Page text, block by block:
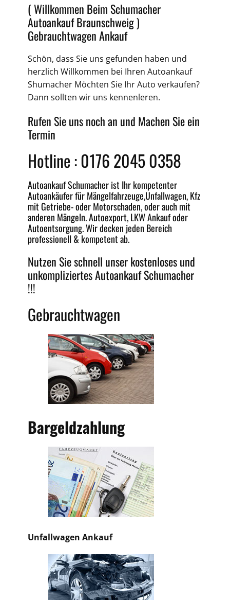
( Willkommen Beim Schumacher
Autoankauf Braunschweig )
Gebrauchtwagen Ankauf
Schön, dass Sie uns gefunden haben und
herzlich Willkommen bei Ihren Autoankauf
Shumacher Möchten Sie Ihr Auto verkaufen?
Dann sollten wir uns kennenleren.
Rufen Sie uns noch an und Machen Sie ein
Termin
Hotline : 0176 2045 0358
Autoankauf Schumacher ist Ihr kompetenter
Autoankäufer für Mängelfahrzeuge,Unfallwagen, Kfz
mit Getriebe-oderMotorschaden, oder auch mit
anderen Mängeln.Autoexport, LKW Ankauf oder
Autoentsorgung. Wir decken jeden Bereich
professionell & kompetent ab.
Nutzen Sie schnell unser kostenloses und
unkompliziertesAutoankauf Schumacher
!!!
Gebrauchtwagen
Bargeldzahlung
Unfallwagen Ankauf